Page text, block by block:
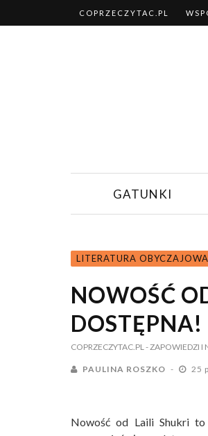
COPRZECZYTAC.PL
GATUNKI
LITERATURA OBYCZAJOWA
NOWOŚĆ
DOSTĘPNA!
COPRZECZYTAC.PL- ZAPOWIEDZI I
PAULINA ROSZKO 25
Nowość od Laili Shukri